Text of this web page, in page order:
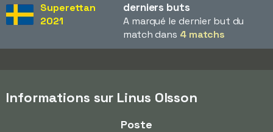
Superettan
2021
derniers buts
A marqué le dernier but du
match dans 4 matchs
Informations sur Linus Olsson
Poste